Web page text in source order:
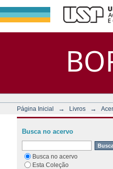
Página Inicial → Livros →
Busca no acervo
Busca no acervo
Esta Coleção